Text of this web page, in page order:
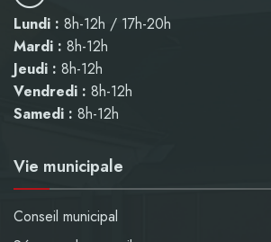
Lundi : 8h-12h / 17h-20h
Mardi : 8h-12h
Jeudi : 8h-12h
Vendredi : 8h-12h
Samedi : 8h-12h
Vie municipale
Conseil municipal